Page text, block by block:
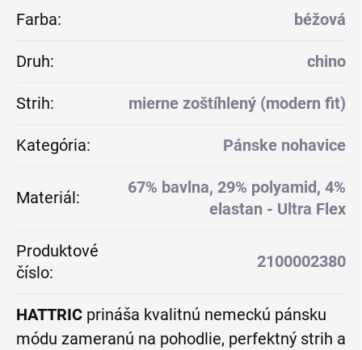
Farba: béžová
Druh: chino
Strih: mierne zoštíhlený (modern fit)
Kategória: Pánske nohavice
Materiál:
67% bavlna, 29% polyamid, 4%
elastan - Ultra Flex
Produktové
číslo:
2100002380
HATTRIC prináša kvalitnú nemeckú pánsku
módu zameranú na pohodlie, perfektný strih a